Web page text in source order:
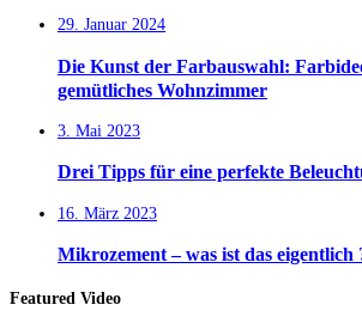
29. Januar 2024
Die Kunst der Farbauswahl:
gemütliches Wohnzimmer
3. Mai 2023
Drei Tipps für eine perfekte
16. März 2023
Mikrozement – was ist das eigentlich
Featured Video